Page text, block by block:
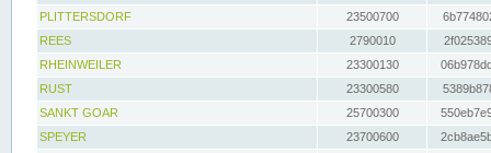
PLITTERSDORF
23500700
REES
2790010
RHEINWEILER
23300130
RUST
23300580
SANKT GOAR
25700300
SPEYER
23700600